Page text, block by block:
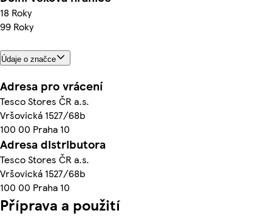
18 Roky
99 Roky
Údaje o značce
Adresa pro vrácení
Tesco Stores ČR a.s.
Vršovická 1527/68b
100 00 Praha 10
Adresa distributora
Tesco Stores ČR a.s.
Vršovická 1527/68b
100 00 Praha 10
Příprava a použití